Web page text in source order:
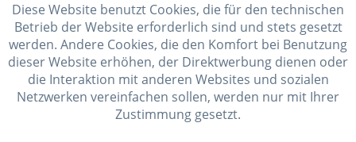
Diese Website benutzt Cookies, die für den technischen
Betrieb der Website erforderlich sind und stets gesetzt
werden. Andere Cookies, die den Komfort bei Benutzung
dieser Website erhöhen, der Direktwerbung dienen oder
die Interaktion mit anderen Websites und sozialen
Netzwerken vereinfachen sollen, werden nur mit Ihrer
Zustimmung gesetzt.